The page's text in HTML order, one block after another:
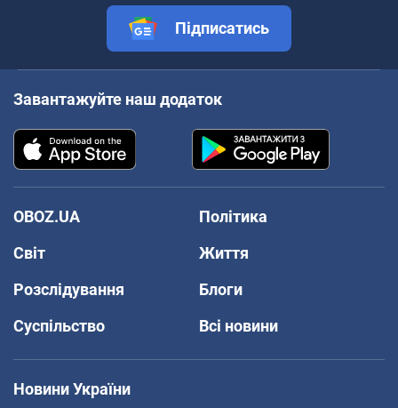
Підписатись
Завантажуйте наш додаток
OBOZ.UA
Політика
Світ
Життя
Розслідування
Блоги
Суспільство
Всі новини
Новини України